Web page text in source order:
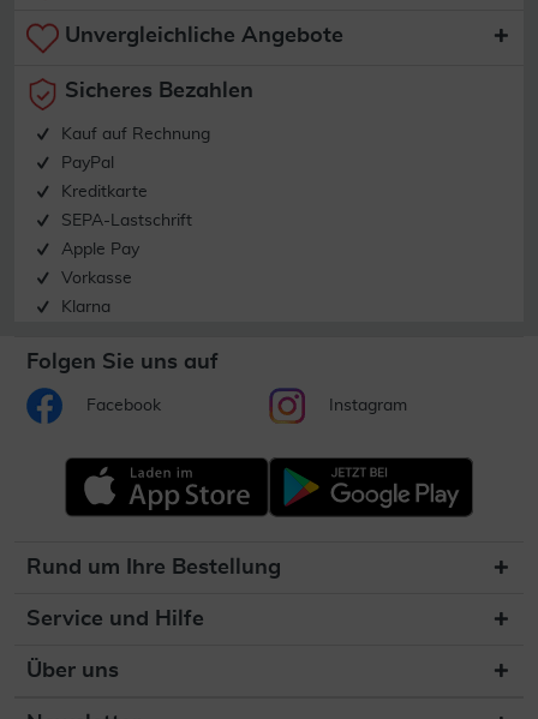
Unvergleichliche Angebote
Sicheres Bezahlen
Kauf auf Rechnung
PayPal
Kreditkarte
SEPA-Lastschrift
Apple Pay
Vorkasse
Klarna
Folgen Sie uns auf
Facebook Instagram
Rund um Ihre Bestellung
Service und Hilfe
Über uns